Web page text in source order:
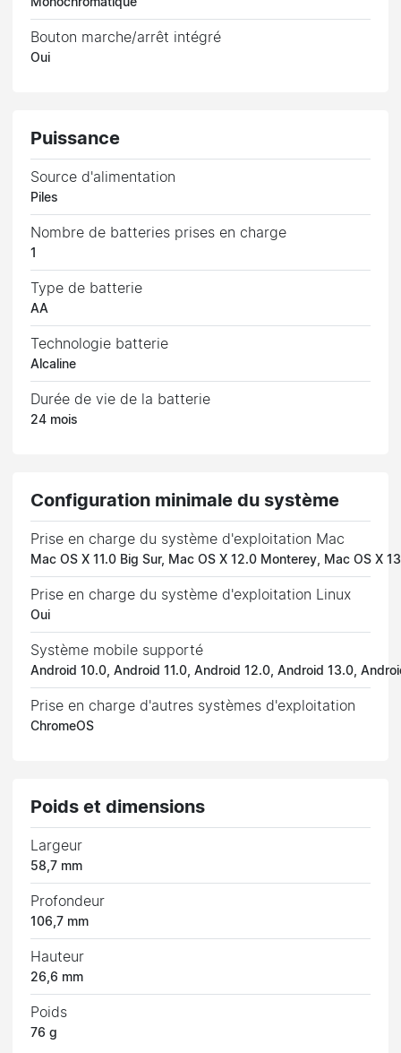
Bouton marche/arrêt intégré
Oui
Puissance
Source d'alimentation
Piles
Nombre de batteries prises en charge
1
Type de batterie
AA
Technologie batterie
Alcaline
Durée de vie de la batterie
24 mois
Configuration minimale du système
Prise en charge du système d'exploitation Mac
Mac OS X 11.0 Big Sur, Mac OS X 12.0 Monterey, Mac OS X
Prise en charge du système d'exploitation Linux
Oui
Système mobile supporté
Android 10.0, Android 11.0, Android 12.0, Android 13.0,
Prise en charge d'autres systèmes d'exploitation
ChromeOS
Poids et dimensions
Largeur
58,7 mm
Profondeur
106,7 mm
Hauteur
26,6 mm
Poids
76 g